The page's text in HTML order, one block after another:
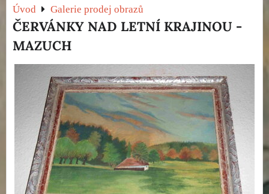
Úvod Galerie prodej obrazů
ČERVÁNKY NAD LETNÍ KRAJINOU -
MAZUCH